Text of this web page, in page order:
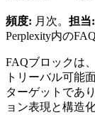
頻度: 月次。 担当:
Perplexity内の
FAQブロックは
トリーバル可能
ターゲットであ
ョン表現と構造